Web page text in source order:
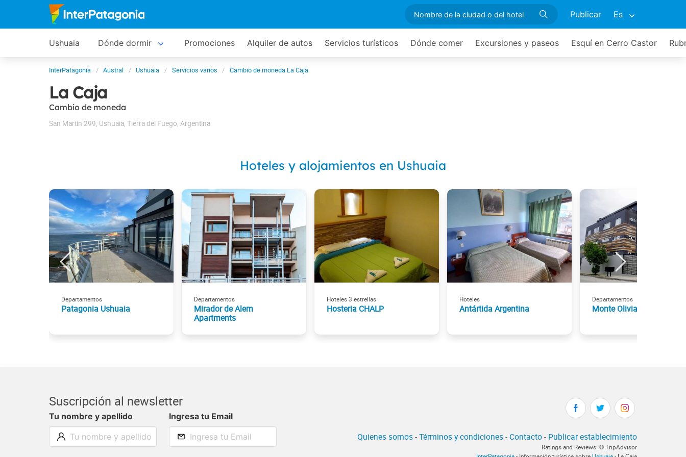
Publicar Es
Ushuaia Dónde dormir Promociones Alquiler de autos Servicios turísticos Dónde comer Excursiones y paseos Esquí en Cerro Castor
InterPatagonia Austral Ushuaia Servicios varios Cambio de moneda La Caja
La Caja
Cambio de moneda
San Martín 299 Ushuaia Tierra del Fuego Argentina
Hoteles y alojamientos en Ushuaia
Departamentos
Patagonia Ushuaia
Departamentos
Mirador de Alem
Apartments
Hoteles 3 estrellas
Hosteria CHALP
Hoteles
Antártida Argentina
Departamentos
Monte Olivia Suites
Suscripción al newsletter
Tu nombre y apellido Ingresa tu Email
Quienes somos-Términos y condiciones- Contacto- Publicar establecimiento
Ratings and Reviews: © TripAdvisor